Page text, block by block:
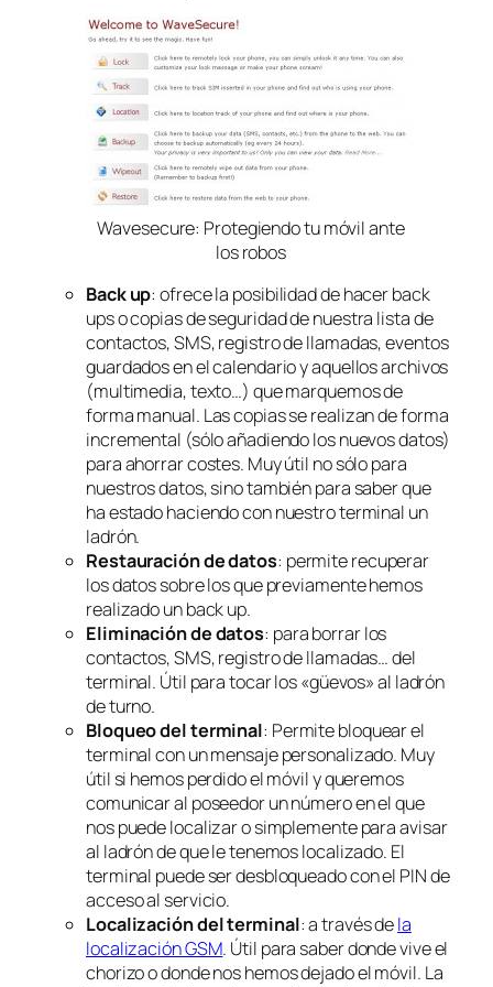
Wavesecure: Protegiendo tu móvil ante
los robos
Back up: ofrece la posibilidad de hacer back
ups o copias de seguridad de nuestra lista de
contactos, SMS, registro de llamadas, eventos
guardados en el calendario y aquellos archivos
(multimedia, texto…) que marquemos de
forma manual. Las copias se realizan de forma
incremental (sólo añadiendo los nuevos datos)
para ahorrar costes. Muy útil no sólo para
nuestros datos, sino también para saber que
ha estado haciendo con nuestro terminal un
ladrón.
Restauración de datos: permite recuperar
los datos sobre los que previamente hemos
realizado un back up.
Eliminación de datos: para borrar los
contactos, SMS, registro de llamadas… del
terminal. Útil para tocar los «güevos» al ladrón
de turno.
Bloqueo del terminal: Permite bloquear el
terminal con un mensaje personalizado. Muy
útil si hemos perdido el móvil y queremos
comunicar al poseedor un número en el que
nos puede localizar o simplemente para avisar
al ladrón de que le tenemos localizado. El
terminal puede ser desbloqueado con el PIN de
acceso al servicio.
Localización del terminal: a través dela
localización GSM. Útil para saber donde vive el
chorizo o donde nos hemos dejado el móvil. La